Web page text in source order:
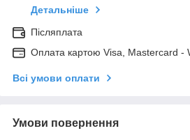
Детальніше
Післяплата
Оплата картою Visa, Mastercard -
Всі умови оплати
Умови повернення